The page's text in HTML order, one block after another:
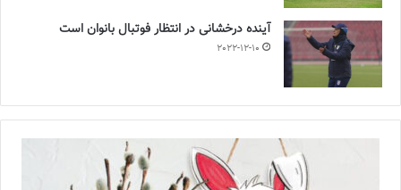
آینده درخشانی در انتظار فوتبال بانوان است
2022-12-10